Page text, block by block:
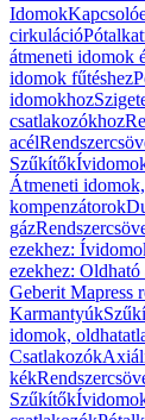
Idomok
cirkuláció
átmeneti idomok
idomok fűtéshez
idomokhoz
csatlakozókhoz
acél
Szűkítők
Átmeneti
kompenzátorok
gáz
ezekhez:
ezekhez:
Geberit Mapress
Karmantyúk
idomok,
Csatlakozók
kék
Szűkítők